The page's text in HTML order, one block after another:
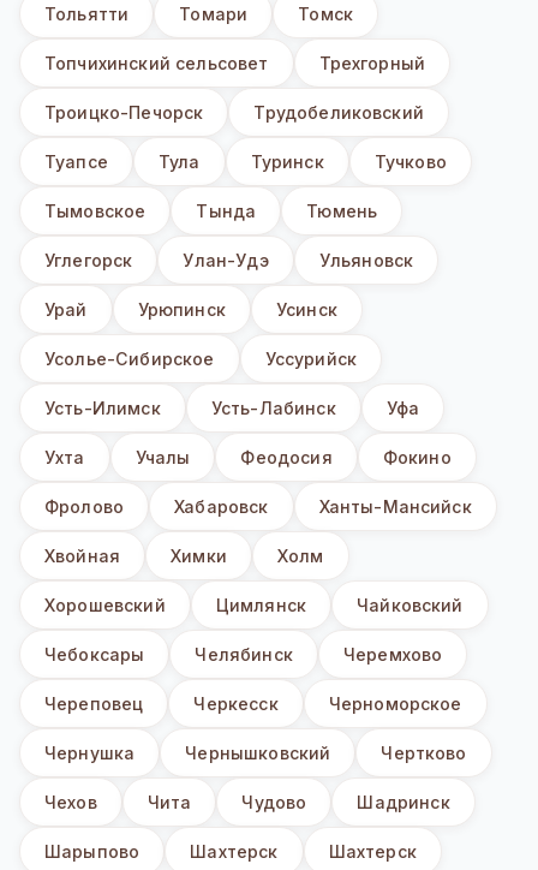
Тольятти Томари Томск
Топчихинский сельсовет Трехгорный
Троицко-Печорск Трудобеликовский
Туапсе Тула Туринск Тучково
Тымовское Тында Тюмень
Углегорск Улан-Удэ Ульяновск
Урай Урюпинск Усинск
Усолье-Сибирское Уссурийск
Усть-Илимск Усть-Лабинск Уфа
Ухта Учалы Феодосия Фокино
Фролово Хабаровск Ханты-Мансийск
Хвойная Химки Холм
Хорошевский Цимлянск Чайковский
Чебоксары Челябинск Черемхово
Череповец Черкесск Черноморское
Чернушка Чернышковский Чертково
Чехов Чита Чудово Шадринск
Шарыпово Шахтерск Шахтерск